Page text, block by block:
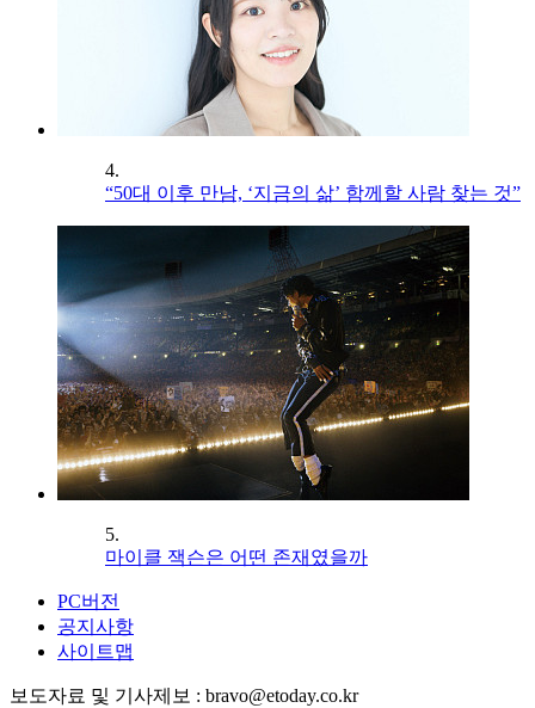
4.
“50대 이후 만남, ‘지금의 삶’ 함께할 사람 찾는 것”
5.
마이클 잭슨은 어떤 존재였을까
PC버전
공지사항
사이트맵
보도자료 및 기사제보 : bravo@etoday.co.kr